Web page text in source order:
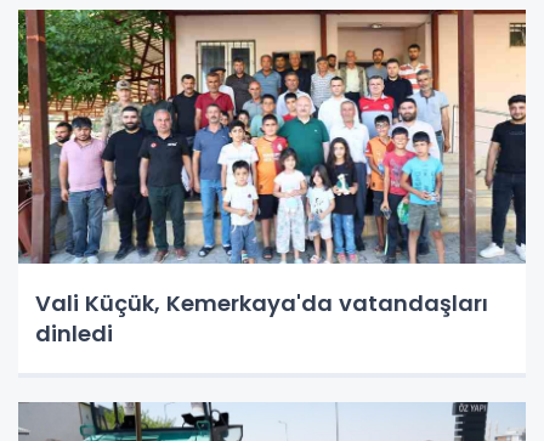
Vali Küçük, Kemerkaya'da vatandaşları
dinledi